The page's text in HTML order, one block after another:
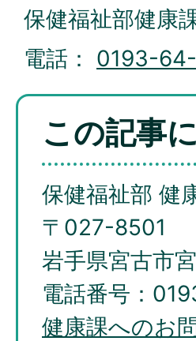
保健福祉部健康
電話： 0193-64-
この記事
保健福祉部 健
〒027-8501
岩手県宮古市
電話番号：
健康課へのお